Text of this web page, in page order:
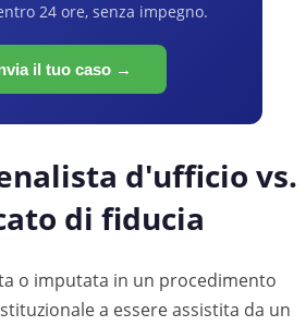
24 ore, senza impegno.
il tuo caso →
d'ufficio vs.
di fiducia
o imputata in un procedimento
a essere assistita da un